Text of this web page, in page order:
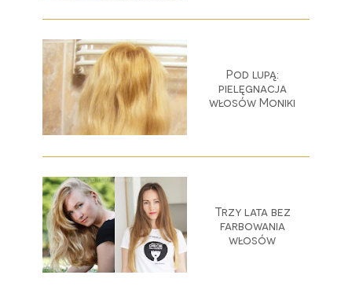
Pod lupą:
pielęgnacja
włosów Moniki
Trzy lata bez
farbowania
włosów